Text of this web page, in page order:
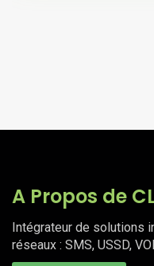
A Propos de
Intégrateur de solutions
réseaux : SMS, USSD,